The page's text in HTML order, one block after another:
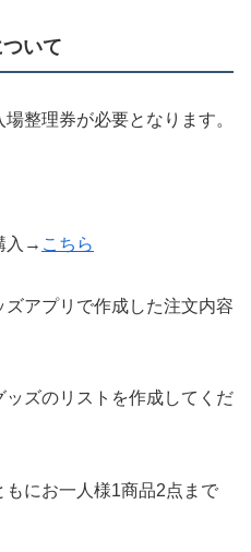
いて
整理券が必要となります。
入→ こちら
アプリで作成した注文内容
ズのリストを作成してくだ
にお一人様1商品2点まで